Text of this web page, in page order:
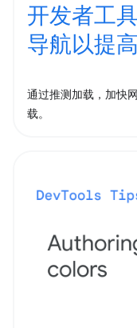
开发者工
导航以提
通过推测加载，加快
载。